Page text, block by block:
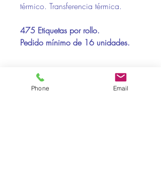
térmico. Transferencia térmica.
475 Etiquetas por rollo.
Pedido mínimo de 16 unidades.
Compatibilidad Impresoras:
Toshiba, Zebra
Phone Email